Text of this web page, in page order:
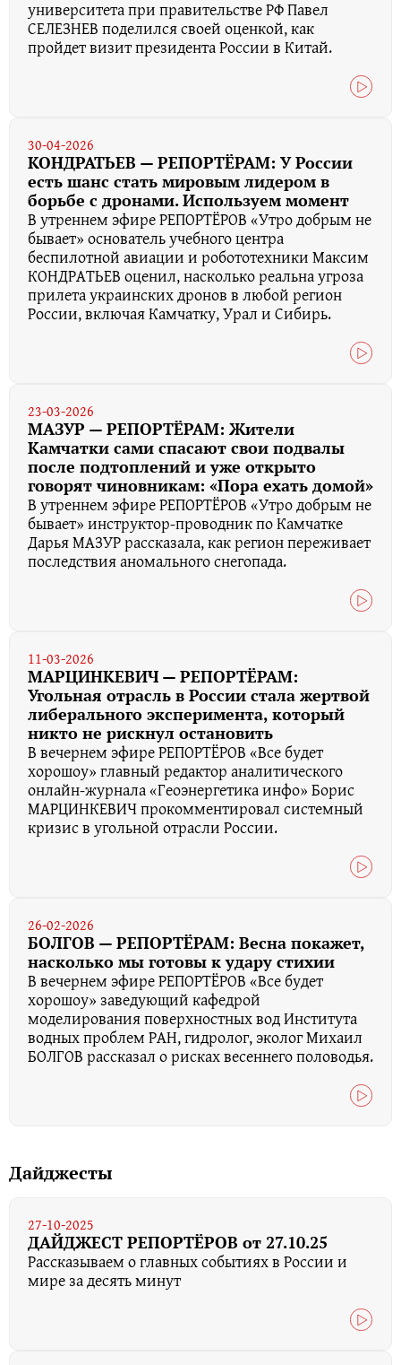
университета при правительстве РФ Павел
СЕЛЕЗНЕВ поделился своей оценкой, как
пройдет визит президента России в Китай.
30-04-2026
КОНДРАТЬЕВ — РЕПОРТЁРАМ: У России
есть шанс стать мировым лидером в
борьбе с дронами. Используем момент
В утреннем эфире РЕПОРТЁРОВ «Утро добрым не
бывает» основатель учебного центра
беспилотной авиации и робототехники Максим
КОНДРАТЬЕВ оценил, насколько реальна угроза
прилета украинских дронов в любой регион
России, включая Камчатку, Урал и Сибирь.
23-03-2026
МАЗУР — РЕПОРТЁРАМ: Жители
Камчатки сами спасают свои подвалы
после подтоплений и уже открыто
говорят чиновникам: «Пора ехать домой»
В утреннем эфире РЕПОРТЁРОВ «Утро добрым не
бывает» инструктор-проводник по Камчатке
Дарья МАЗУР рассказала, как регион переживает
последствия аномального снегопада.
11-03-2026
МАРЦИНКЕВИЧ — РЕПОРТЁРАМ:
Угольная отрасль в России стала жертвой
либерального эксперимента, который
никто не рискнул остановить
В вечернем эфире РЕПОРТЁРОВ «Все будет
хорошоу» главный редактор аналитического
онлайн-журнала «Геоэнергетика инфо» Борис
МАРЦИНКЕВИЧ прокомментировал системный
кризис в угольной отрасли России.
26-02-2026
БОЛГОВ — РЕПОРТЁРАМ: Весна покажет,
насколько мы готовы к удару стихии
В вечернем эфире РЕПОРТЁРОВ «Все будет
хорошоу» заведующий кафедрой
моделирования поверхностных вод Института
водных проблем РАН, гидролог, эколог Михаил
БОЛГОВ рассказал о рисках весеннего половодья.
Дайджесты
27-10-2025
ДАЙДЖЕСТ РЕПОРТЁРОВ от 27.10.25
Рассказываем о главных событиях в России и
мире за десять минут